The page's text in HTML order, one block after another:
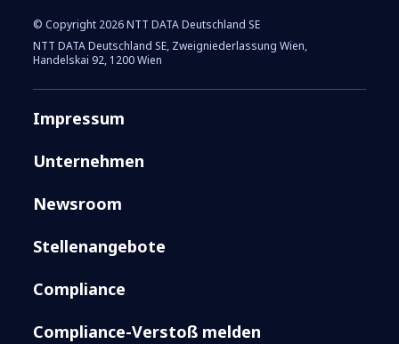
© Copyright 2026 NTT DATA Deutschland SE
NTT DATA Deutschland SE, Zweigniederlassung Wien,
Handelskai 92, 1200 Wien
Impressum
Unternehmen
Newsroom
Stellenangebote
Compliance
Compliance-Verstoß melden